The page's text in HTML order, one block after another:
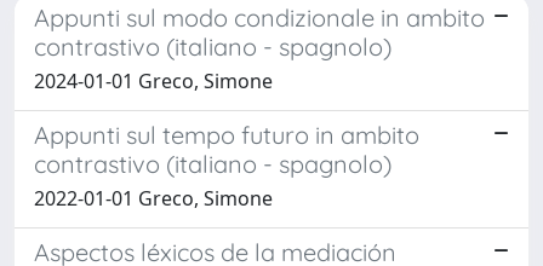
Appunti sul modo condizionale in ambito
contrastivo (italiano - spagnolo)
2024-01-01 Greco, Simone
Appunti sul tempo futuro in ambito
contrastivo (italiano - spagnolo)
2022-01-01 Greco, Simone
Aspectos léxicos de la mediación